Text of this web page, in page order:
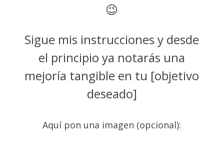
😉
Sigue mis instrucciones y desde
el principio ya notarás una
mejoría tangible en tu [objetivo
deseado]
Aquí pon una imagen (opcional):